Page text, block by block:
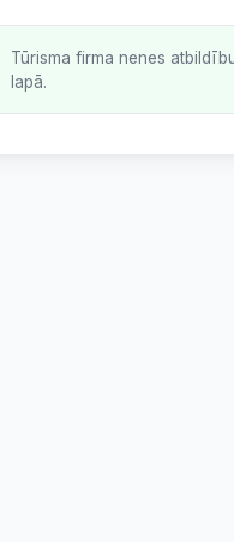
Tūrisma firma nenes
lapā.